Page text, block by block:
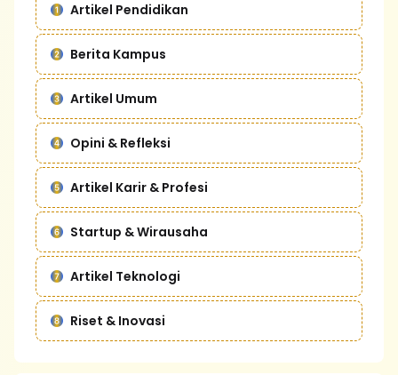
Artikel Pendidikan
Berita Kampus
Artikel Umum
Opini & Refleksi
Artikel Karir & Profesi
Startup & Wirausaha
Artikel Teknologi
Riset & Inovasi